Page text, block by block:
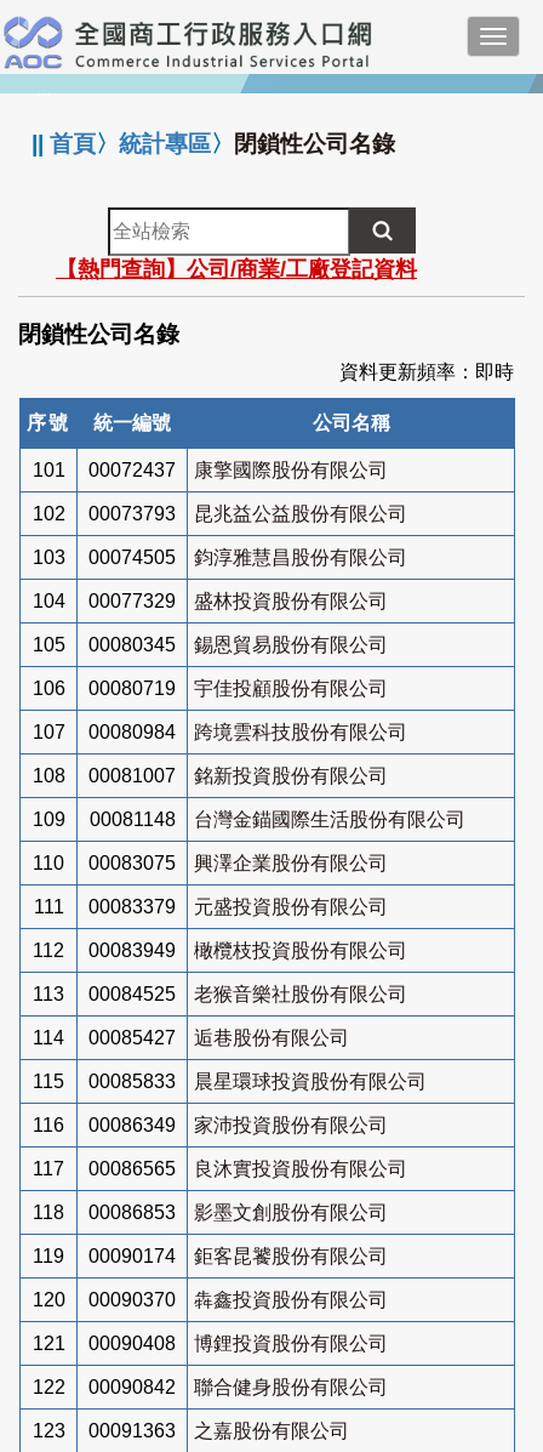
跳
到
主
要
:::
||首頁〉統計專區〉 閉鎖性公司名錄
全
站
檢
索
【熱門查詢】公司/商業/工廠登記資料
閉鎖性公司名錄
資料更新頻率：即時
序號 統一編號 公司名稱
101 00072437 康擎國際股份有限公司
102 00073793 昆兆益公益股份有限公司
103 00074505 鈞淳雅慧昌股份有限公司
104 00077329 盛林投資股份有限公司
105 00080345 錫恩貿易股份有限公司
106 00080719 宇佳投顧股份有限公司
107 00080984 跨境雲科技股份有限公司
108 00081007 銘新投資股份有限公司
109 00081148 台灣金錨國際生活股份有限公司
110 00083075 興澤企業股份有限公司
111 00083379 元盛投資股份有限公司
112 00083949 橄欖枝投資股份有限公司
113 00084525 老猴音樂社股份有限公司
114 00085427 逅巷股份有限公司
115 00085833 晨星環球投資股份有限公司
116 00086349 家沛投資股份有限公司
117 00086565 良沐實投資股份有限公司
118 00086853 影墨文創股份有限公司
119 00090174 鉅客昆饕股份有限公司
120 00090370 犇鑫投資股份有限公司
121 00090408 博鋰投資股份有限公司
122 00090842 聯合健身股份有限公司
123 00091363 之嘉股份有限公司